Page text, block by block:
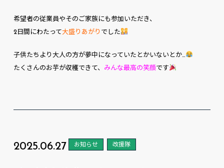
希望者の従業員やそのご家族にも参加いただき、
2日間にわたって大盛りあがり でした
子供たちより大人の方が夢中になっていたとかいないとか…
たくさんのお芋が収穫できて、 みんな最高の笑顔です
2025.06.27 お知らせ 改援隊